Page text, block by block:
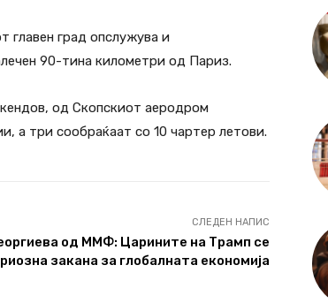
главен град опслужува и
90-тина километри од Париз.
од Скопскиот аеродром
а три сообраќаат со 10 чартер летови.
СЛЕДЕН НАПИС
од ММФ: Царините на Трамп се
закана за глобалната економија